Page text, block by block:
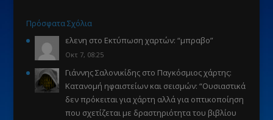
Πρόσφατα Σχόλια
ελενη στο Εκτύπωση χαρτών: “μπραβο”
Οκτ 7, 08:25
Γιάννης Σαλονικίδηςστο Παγκόσμιος χάρτης:
Κατανομή ηφαιστείων και σεισμών: “Ουσιαστικά
δεν πρόκειται για χάρτη αλλά για οπτικοποίηση
που σχετίζεται με δραστηριότητα του βιβλίου